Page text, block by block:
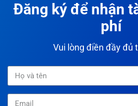
Đăng ký để nhận
phí
Vui lòng điền đầy đủ